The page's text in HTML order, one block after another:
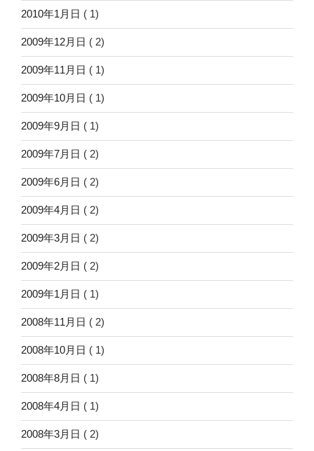
2010年1月日 ( 1)
2009年12月日 ( 2)
2009年11月日 ( 1)
2009年10月日 ( 1)
2009年9月日 ( 1)
2009年7月日 ( 2)
2009年6月日 ( 2)
2009年4月日 ( 2)
2009年3月日 ( 2)
2009年2月日 ( 2)
2009年1月日 ( 1)
2008年11月日 ( 2)
2008年10月日 ( 1)
2008年8月日 ( 1)
2008年4月日 ( 1)
2008年3月日 ( 2)